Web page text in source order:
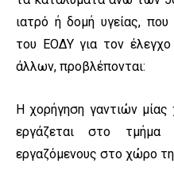
ιατρό ή δομή υγείας,
του ΕΟΔΥ για τον
άλλων, προβλέπονται:
Η χορήγηση γαντιών
εργάζεται στο τμήμα
εργαζόμενους στο χώρο